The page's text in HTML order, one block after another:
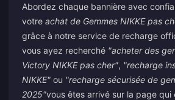
Abordez chaque bannière avec
votre achat de Gemmes NIKKE pas
grâce à notre service de recharge
vous ayez recherché "acheter des
Victory NIKKE pas cher", "recharge
NIKKE" ou "recharge sécurisée de
2025"vous êtes arrivé sur la page